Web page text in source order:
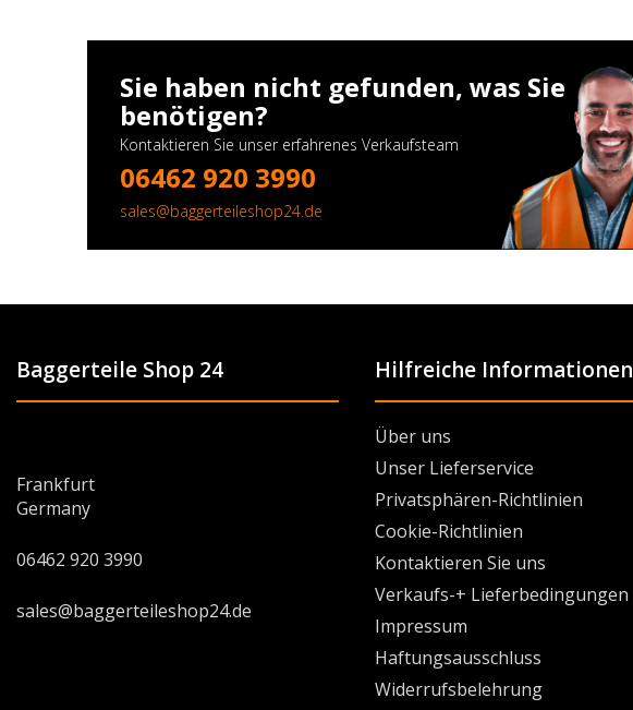
Sie haben nicht gefunden, was Sie
benötigen?
Kontaktieren Sie unser erfahrenes Verkaufsteam
06462 920 3990
sales@baggerteileshop24.de
Baggerteile Shop 24
Frankfurt
Germany
06462 920 3990
sales@baggerteileshop24.de
Hilfreiche Informationen
Über uns
Unser Lieferservice
Privatsphären-Richtlinien
Cookie-Richtlinien
Kontaktieren Sie uns
Verkaufs-+ Lieferbedingungen
Impressum
Haftungsausschluss
Widerrufsbelehrung